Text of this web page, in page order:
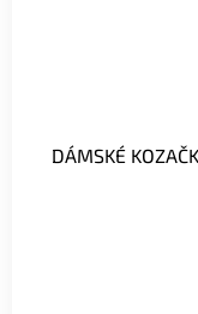
DÁMSKÉ